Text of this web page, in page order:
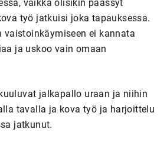
vaikka olisikin päässyt
työ jatkuisi joka tapauksessa.
vaistoinkäymiseen ei kannata
ja uskoo vain omaan
jalkapallo uraan ja niihin
tavalla ja kova työ ja harjoittelu
jatkunut.